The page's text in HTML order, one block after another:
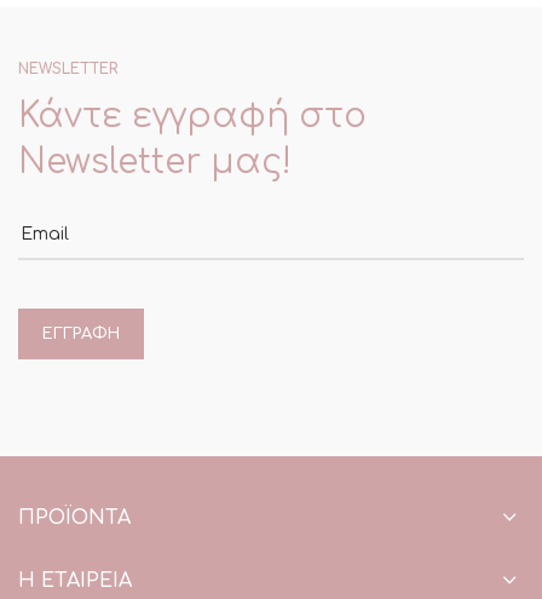
NEWSLETTER
Κάντε εγγραφή στο
Newsletter μας!
ΠΡΟΪΌΝΤΑ
Η ΕΤΑΙΡΕΙΑ